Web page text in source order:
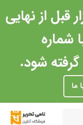
قبل از نهایی
شماره
تماس گرفته شود.
ما